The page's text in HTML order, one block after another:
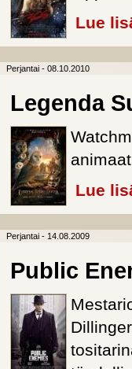
Lue
Perjantai - 08.10.2010
Legenda
Lue
Perjantai - 14.08.2009
Public